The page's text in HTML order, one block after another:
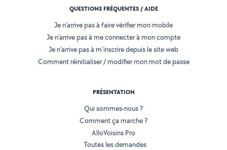
QUESTIONS FRÉQUENTES / AIDE
Je n'arrive pas à faire vérifier mon mobile
Je n'arrive pas à me connecter à mon compte
Je n'arrive pas à m'inscrire depuis le site web
Comment réinitialiser / modifier mon mot de passe
PRÉSENTATION
Qui sommes-nous ?
Comment ça marche ?
AlloVoisins Pro
Toutes les demandes